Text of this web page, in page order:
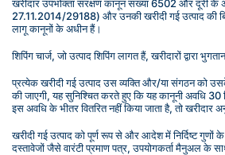
खरीदार उपभोक्ता संरक्षण कानून संख्या 6502 और दूरी के
27.11.2014/29188) और उनकी खरीदी गई उत्पाद की
लागू कानूनों के अधीन हैं।
शिपिंग चार्ज, जो उत्पाद शिपिंग लागत हैं, खरीदारों द्वारा
प्रत्येक खरीदी गई उत्पाद उस व्यक्ति और/या संगठन को उसके
की जाएगी, यह सुनिश्चित करते हुए कि यह कानूनी अवधि 30
इस अवधि के भीतर वितरित नहीं किया जाता है, तो
खरीदी गई उत्पाद को पूर्ण रूप से और आदेश में निर्दिष्ट गुणों
दस्तावेजों जैसे वारंटी प्रमाण पत्र, उपयोगकर्ता मैनुअल के